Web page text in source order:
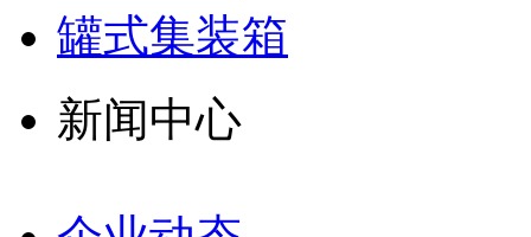
罐式集装箱
新闻中心